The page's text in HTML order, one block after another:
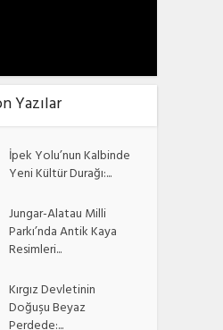
Yazılar
İpek Yolu’nun Kalbinde
Yeni Kültür Durağı:...
Jungar-Alatau Milli
Parkı’nda Antik Kaya
Resimleri...
Kırgız Devletinin
Doğuşu Beyaz